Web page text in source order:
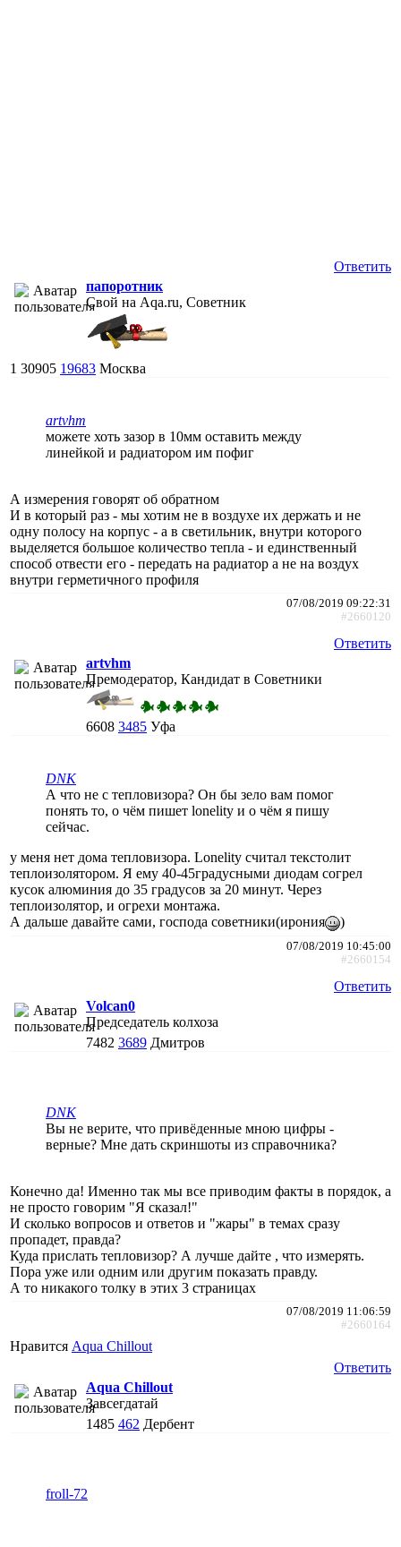
Ответить
папоротник
Свой на Aqa.ru, Советник
1 30905 19683 Москва
artvhm
можете хоть зазор в 10мм оставить между
линейкой и радиатором им пофиг
А измерения говорят об обратном
И в который раз - мы хотим не в воздухе их держать и не
одну полосу на корпус - а в светильник, внутри которого
выделяется большое количество тепла - и единственный
способ отвести его - передать на радиатор а не на воздух
внутри герметичного профиля
07/08/2019 09:22:31
#2660120
Ответить
artvhm
Премодератор, Кандидат в Советники
6608 3485 Уфа
DNK
А что не с тепловизора? Он бы зело вам помог
понять то, о чём пишет lonelity и о чём я пишу
сейчас.
у меня нет дома тепловизора. Lonelity считал текстолит
теплоизолятором. Я ему 40-45градусными диодам согрел
кусок алюминия до 35 градусов за 20 минут. Через
теплоизолятор, и огрехи монтажа.
А дальше давайте сами, господа советники(ирония
)
07/08/2019 10:45:00
#2660154
Ответить
Volcan0
Председатель колхоза
7482 3689 Дмитров
DNK
Вы не верите, что привёденные мною цифры -
верные? Мне дать скриншоты из справочника?
Конечно да! Именно так мы все приводим факты в порядок, а
не просто говорим "Я сказал!"
И сколько вопросов и ответов и "жары" в темах сразу
пропадет, правда?
Куда прислать тепловизор? А лучше дайте , что измерять.
Пора уже или одним или другим показать правду.
А то никакого толку в этих 3 страницах
07/08/2019 11:06:59
#2660164
Нравится Aqua Chillout
Ответить
Aqua Chillout
Завсегдатай
1485 462 Дербент
froll-72